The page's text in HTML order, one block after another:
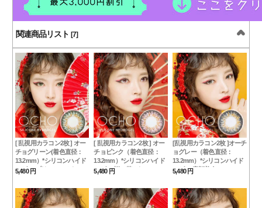
関連商品リスト [7]
[ 乱視用カラコン2枚 ] オー
チョグリーン(着色直径：
13.2mm）*シリコンハイド
ロゲル*プリンセスみたい
5,480 円
[ 乱視用カラコン2枚 ] オー
チョピンク（着色直径：
13.2mm）*シリコンハイド
ロゲル*桜の花みたい！
5,480 円
[乱視用カラコン2枚 ]オーチ
ョグレー（着色直径：
13.2mm）*シリコンハイド
ロゲル*童顔美女！♥ocho
5,480 円